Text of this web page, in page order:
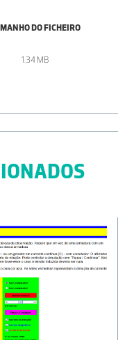
DO FICHEIRO
1.34 MB